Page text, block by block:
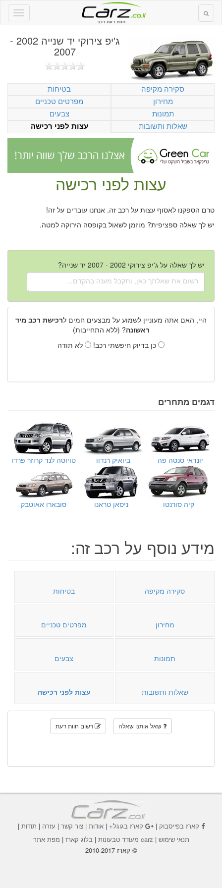
חוות דעת רכב
ג'יפ צירוקי יד שנייה 2002 -
2007
סקירה מקיפה
בטיחות
מחירון
מפרטים טכניים
תמונות
צבעים
שאלות ותשובות
עצות לפני רכישה
עצות לפני רכישה
טרם הספקנו לאסוף עצות על רכב זה. אנחנו עובדים על זה!
יש לך שאלה ספציפית? מוזמן לשאול בקופסה הירוקה למטה.
יש לך שאלה על ג'יפ צירוקי 2002 - 2007 יד שנייה?
היי, האם אתה מעוניין לשמוע על מבצעים חמים לרכישת רכב מיד
ראשונה? (ללא התחייבות)
כן בדיוק חיפשתי רכב!
לא תודה
דגמים מתחרים
יונדאי סנטה פה ביואיק רנדוו טויוטה לנד קרוזר פרדו
קיה סורנטו ניסאן טראנו סובארו אאוטבק
מידע נוסף על רכב זה:
סקירה מקיפה בטיחות
מחירון מפרטים טכניים
תמונות צבעים
שאלות ותשובות עצות לפני רכישה
שאל אותנו שאלה רשום חוות דעת
קארז בפייסבוק| קארז בגוגל+|אודות |צור קשר | עזרה | תודות |
תנאי שימוש | carz מעודד טבעונות | בלוג קארז | מפת אתר
© קארז 2010-2017